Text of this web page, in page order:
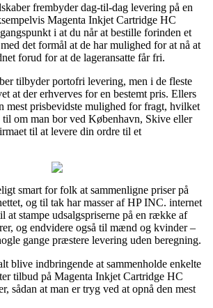
frembyder dag-til-dag levering på en
Magenta Inkjet Cartridge HC
i at du når at bestille forinden et
det formål at de har mulighed for at nå at
forud for at de lageransatte får fri.
tilbyder portofri levering, men i de fleste
at der erhverves for en bestemt pris. Ellers
mest prisbevidste mulighed for fragt, hvilket
om man bor ved København, Skive eller
til at levere din ordre til et
smart for folk at sammenligne priser på
og til tak har masser af HP INC. internet
at stampe udsalgspriserne på en række af
og endvidere også til mænd og kvinder –
gange præstere levering uden beregning.
blive indbringende at sammenholde enkelte
tilbud på Magenta Inkjet Cartridge HC
sådan at man er tryg ved at opnå den mest